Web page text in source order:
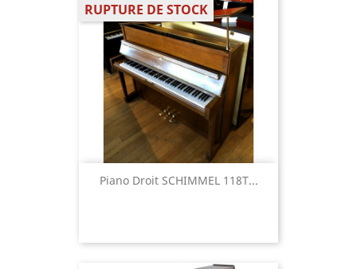
Piano Droit SCHIMMEL 118T...
RUPTURE DE STOCK